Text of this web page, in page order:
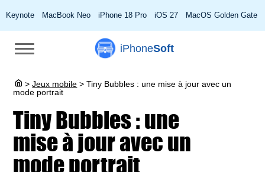
Keynote MacBook Neo iPhone 18 Pro iOS 27 MacOS Golden Gate
iPhoneSoft
> Jeux mobile > Tiny Bubbles : une mise à jour avec un
mode portrait
Tiny Bubbles : une
mise à jour avec un
mode portrait